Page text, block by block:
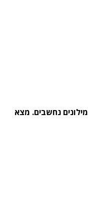
מצא מה פירוש המילה Tender ב-19 מילונים נחשבים. מצא